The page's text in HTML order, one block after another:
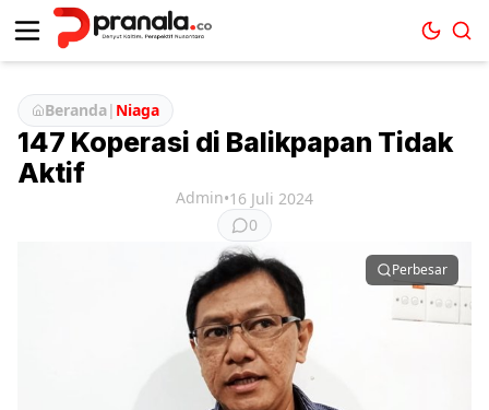
Beranda| Niaga
147 Koperasi di Balikpapan Tidak
Aktif
Admin•16 Juli 2024
0
Perbesar